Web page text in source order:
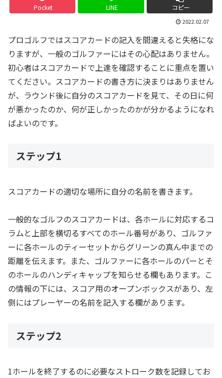
Pocket LINE コピー
2022.02.07
プロゴルフではスコアカードの記入を間違えると失格にな
りますが、一般のゴルファーにはその心配はありません。
初心者はスコアカードで上達を確認することに重点を置い
てください。スコアカードの書き方に決まりはありません
が、ラウンド後に自分のスコアカードを見て、その日に何
が悪かったのか、何が正しかったのかが分かるようになれ
ばよいのです。
ステップ1
スコアカードの適切な場所に自分の名前を書きます。
一般的なゴルフのスコアカードは、各ホールに対応するコ
ラムと上部を横切るすべてのホール番号があり、ゴルファ
ーに各ホールのティーセットからグリーンの真ん中までの
距離を伝えます。また、ゴルファーに各ホールのパーとそ
のホールのハンディキャップを知らせる欄もあります。こ
の情報の下には、スコア用のオープンボックスがあり、左
側にはプレーヤーの名前を記入する欄があります。
ステップ2
1ホールを終了するのに必要なストローク数を記録してお